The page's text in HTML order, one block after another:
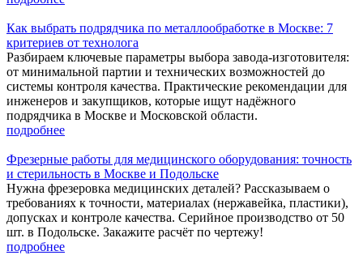
Как выбрать подрядчика по металлообработке в Москве: 7
критериев от технолога
Разбираем ключевые параметры выбора завода-изготовителя:
от минимальной партии и технических возможностей до
системы контроля качества. Практические рекомендации для
инженеров и закупщиков, которые ищут надёжного
подрядчика в Москве и Московской области.
подробнее
Фрезерные работы для медицинского оборудования: точность
и стерильность в Москве и Подольске
Нужна фрезеровка медицинских деталей? Рассказываем о
требованиях к точности, материалах (нержавейка, пластики),
допусках и контроле качества. Серийное производство от 50
шт. в Подольске. Закажите расчёт по чертежу!
подробнее